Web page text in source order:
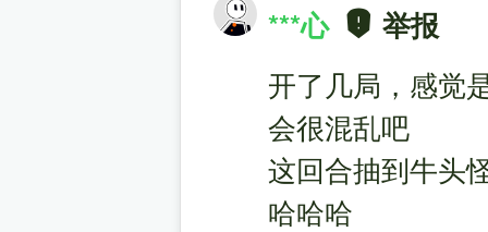
***心
举报
开了几局，感觉
会很混乱吧
这回合抽到牛头
哈哈哈